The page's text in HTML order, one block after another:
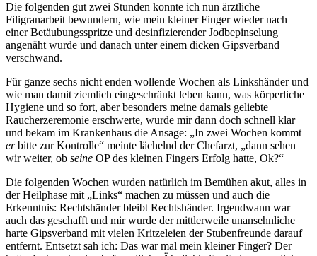
Die folgenden gut zwei Stunden konnte ich nun ärztliche
Filigranarbeit bewundern, wie mein kleiner Finger wieder nach
einer Betäubungsspritze und desinfizierender Jodbepinselung
angenäht wurde und danach unter einem dicken Gipsverband
verschwand.
Für ganze sechs nicht enden wollende Wochen als Linkshänder und
wie man damit ziemlich eingeschränkt leben kann, was körperliche
Hygiene und so fort, aber besonders meine damals geliebte
Raucherzeremonie erschwerte, wurde mir dann doch schnell klar
und bekam im Krankenhaus die Ansage:
In zwei Wochen kommt
erbitte zur Kontrolle meinte lächelnd der Chefarzt,
dann sehen
wir weiter, ob seine OP des kleinen Fingers Erfolg hatte, Ok?
Die folgenden Wochen wurden natürlich im Bemühen akut, alles in
der Heilphase mit Links
machen zu müssen und auch die
Erkenntnis: Rechtshänder bleibt Rechtshänder. Irgendwann war
auch das geschafft und mir wurde der mittlerweile unansehnliche
harte Gipsverband mit vielen Kritzeleien der Stubenfreunde darauf
entfernt. Entsetzt sah ich: Das war mal mein kleiner Finger? Der